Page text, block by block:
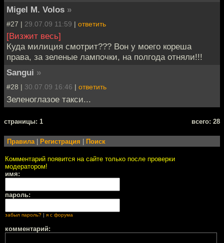
Migel M. Volos »
#27 | 29.07.09 11:59 | ответить
[Визжит весь]
Куда милиция смотрит??? Вон у моего кореша
права, за зеленые лампочки, на полгода отняли!!!
Sangui »
#28 | 30.07.09 16:46 | ответить
Зеленоглазое такси...
cтраницы: 1 всего: 28
Правила | Регистрация | Поиск
Комментарий появится на сайте только после проверки
модератором!
имя:
пароль:
забыл пароль? | я с форума
комментарий: